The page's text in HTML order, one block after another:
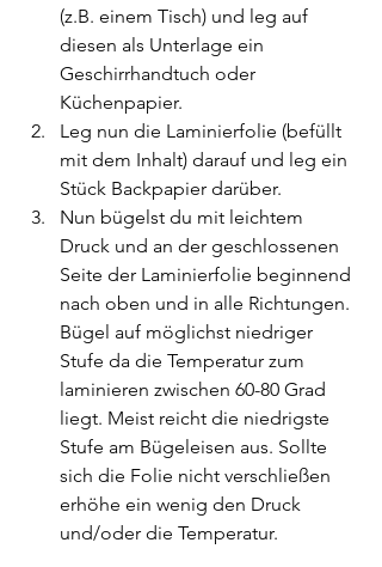
(z.B. einem Tisch) und leg auf
diesen als Unterlage ein
Geschirrhandtuch oder
Küchenpapier.
Leg nun die Laminierfolie (befüllt
mit dem Inhalt) darauf und leg ein
Stück Backpapier darüber.
Nun bügelst du mit leichtem
Druck und an der geschlossenen
Seite der Laminierfolie beginnend
nach oben und in alle Richtungen.
Bügel auf möglichst niedriger
Stufe da die Temperatur zum
laminieren zwischen 60-80 Grad
liegt. Meist reicht die niedrigste
Stufe am Bügeleisen aus. Sollte
sich die Folie nicht verschließen
erhöhe ein wenig den Druck
und/oder die Temperatur.